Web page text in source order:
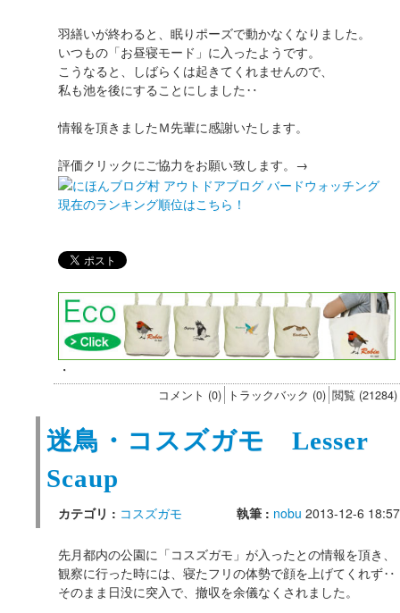
羽繕いが終わると、眠りポーズで動かなくなりました。
いつもの「お昼寝モード」に入ったようです。
こうなると、しばらくは起きてくれませんので、
私も池を後にすることにしました‥
情報を頂きましたＭ先輩に感謝いたします。
評価クリックにご協力をお願い致します。→
現在のランキング順位はこちら！
・
コメント (0) トラックバック (0) 閲覧 (21284)
迷鳥・コスズガモ Lesser
Scaup
カテゴリ : コスズガモ 執筆 : nobu 2013-12-6 18:57
先月都内の公園に「コスズガモ」が入ったとの情報を頂き、
観察に行った時には、寝たフリの体勢で顔を上げてくれず‥
そのまま日没に突入で、撤収を余儀なくされました。